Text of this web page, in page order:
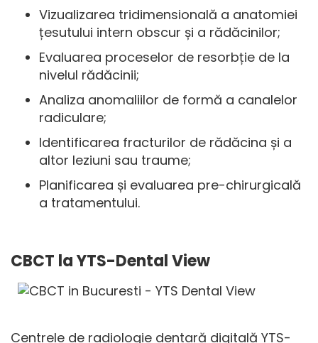
Vizualizarea tridimensională a anatomiei
țesutului intern obscur și a rădăcinilor;
Evaluarea proceselor de resorbție de la
nivelul rădăcinii;
Analiza anomaliilor de formă a canalelor
radiculare;
Identificarea fracturilor de rădăcina și a
altor leziuni sau traume;
Planificarea și evaluarea pre-chirurgicală
a tratamentului.
CBCT la YTS-Dental View
Centrele de radiologie dentară digitală YTS-